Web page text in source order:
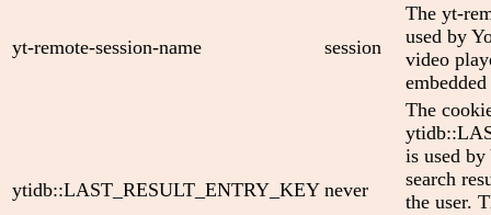
yt-remote-session-name session
The yt-
used by
video
ytidb::LAST_RESULT_ENTRY_KEY never
The
is used by
search
the user.